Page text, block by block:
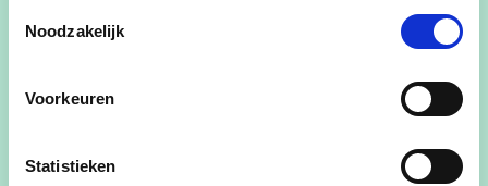
Noodzakelijk
Voorkeuren
Statistieken
op een tijdperk van snel wijzigende vaardigheden
en competenties. Het spreekt voor zich dat alle
mogelijke hefboom voor deelname aan het
Het moet wel duidelijk blijven dat